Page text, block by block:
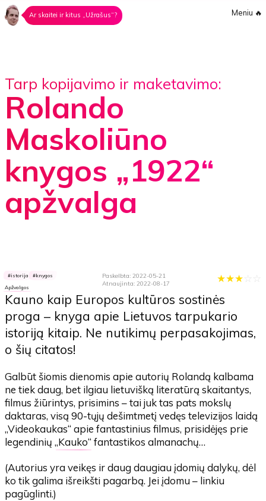
Ar skaitei ir kitus „Užrašus“? Meniu 🔥
Tarp kopijavimo ir maketavimo:
Rolando
Maskoliūno
knygos „1922“
apžvalga
★★★
Paskelbta: 2022-05-21
Atnaujinta: 2022-08-17
istorija knygos
Apžvalgos
Kauno kaip Europos kultūros sostinės
proga – knyga apie Lietuvos tarpukario
istoriją kitaip. Ne nutikimų perpasakojimas,
o šių citatos!
Galbūt šiomis dienomis apie autorių Rolandą kalbama
ne tiek daug, bet ilgiau lietuvišką literatūrą skaitantys,
filmus žiūrintys, prisimins – tai juk tas pats mokslų
daktaras, visą 90-tųjų dešimtmetį vedęs televizijos laidą
„Videokaukas“ apie fantastinius filmus, prisidėjęs prie
legendinių „Kauko“ fantastikos almanachų…
(Autorius yra veikęs ir daug daugiau įdomių dalykų, dėl
ko tik galima išreikšti pagarbą. Jei įdomu – linkiu
pagūglinti.)